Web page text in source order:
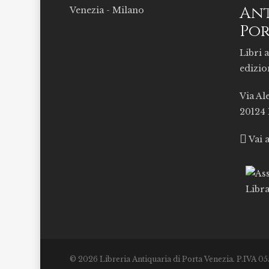
Libri
Via
Vai
© 2026 Libreria Antiquaria di Porta Venezia. P.IVA